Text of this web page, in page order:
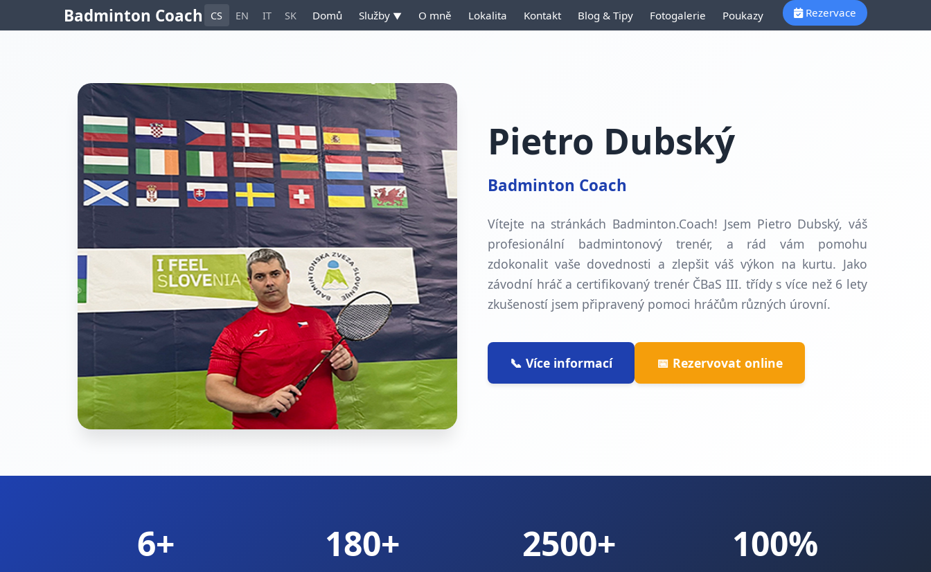
Badminton Coach CS EN IT SK Domů Služby ▼ O mně Lokalita Kontakt Blog & Tipy Fotogalerie Poukazy Rezervace
Pietro Dubský
Badminton Coach
Vítejte na stránkách Badminton.Coach! Jsem Pietro Dubský, váš
profesionální badmintonový trenér, a rád vám pomohu
zdokonalit vaše dovednosti a zlepšit váš výkon na kurtu. Jako
závodní hráč a certifikovaný trenér ČBaS III. třídy s více než 6 lety
zkušeností jsem připravený pomoci hráčům různých úrovní.
📞 Více informací 📅 Rezervovat online
6+ 180+ 2500+ 100%